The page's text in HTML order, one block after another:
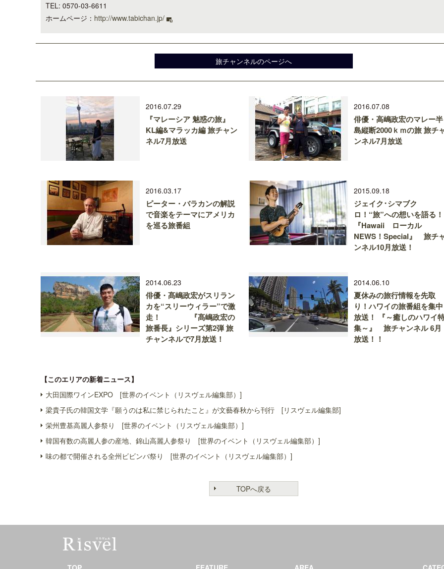
TEL: 0570-03-6611
ホームページ： http://www.tabichan.jp/
旅チャンネルのページへ
2016.07.29
『マレーシア 魅惑の旅』
KL編&マラッカ編 旅チャン
ネル7月放送
2016.07.08
俳優・高嶋政宏のマレー半
島縦断2000ｋｍの旅 旅チ
ンネル7月放送
2016.03.17
ピーター・バラカンの解説
で音楽をテーマにアメリカ
を巡る旅番組
2015.09.18
ジェイク･シマブク
ロ！“旅”への想いを語る！
『Hawaii ローカル
NEWS！Special』 旅チ
ンネル10月放送！
2014.06.23
俳優・髙嶋政宏がスリラン
カを“スリーウィラー”で激
走！ 『髙嶋政宏の
旅番長』シリーズ第2弾 旅
チャンネルで7月放送！
2014.06.10
夏休みの旅行情報を先取
り！ハワイの旅番組を集中
放送！ 『～癒しのハワイ
集～』 旅チャンネル 6月
放送！！
【このエリアの新着ニュース】
大田国際ワインEXPO [世界のイベント（リスヴェル編集部）]
梁貴子氏の韓国文学『願うのは私に禁じられたこと』が文藝春秋から刊行 [リスヴェル編集部]
栄州豊基高麗人参祭り [世界のイベント（リスヴェル編集部）]
韓国有数の高麗人参の産地、錦山高麗人参祭り [世界のイベント（リスヴェル編集部）]
味の都で開催される全州ビビンバ祭り [世界のイベント（リスヴェル編集部）]
TOPへ戻る